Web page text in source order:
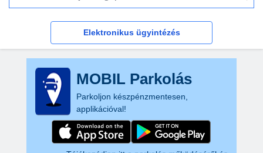
Elektronikus ügyintézés
MOBIL Parkolás
Parkoljon készpénzmentesen,
applikációval!